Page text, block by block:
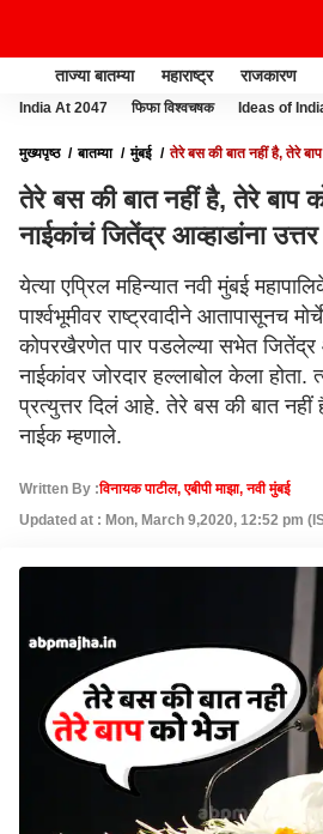
ताज्या बातम्या महाराष्ट्र राजकारण
India At 2047 फिफा विश्वचषक Ideas of
मुख्यपृष्ठ बातम्या मुंबई
तेरे बस की बात नहीं है, तेरे
तेरे बस की बात नहीं है, तेरे बाप
नाईकांचं जितेंद्र आव्हाडांना उत्तर
येत्या एप्रिल महिन्यात नवी मुंबई
पार्श्वभूमीवर राष्ट्रवादीने आतापासूनच
कोपरखैरणेत पार पडलेल्या सभेत जितेंद्र
नाईकांवर जोरदार हल्लाबोल केला होता.
प्रत्युत्तर दिलं आहे. तेरे बस की बात
नाईक म्हणाले.
Written By :विनायक पाटील, एबीपी माझा, नवी मुंबई
Updated at : Mon, March 9,2020, 12:52 pm